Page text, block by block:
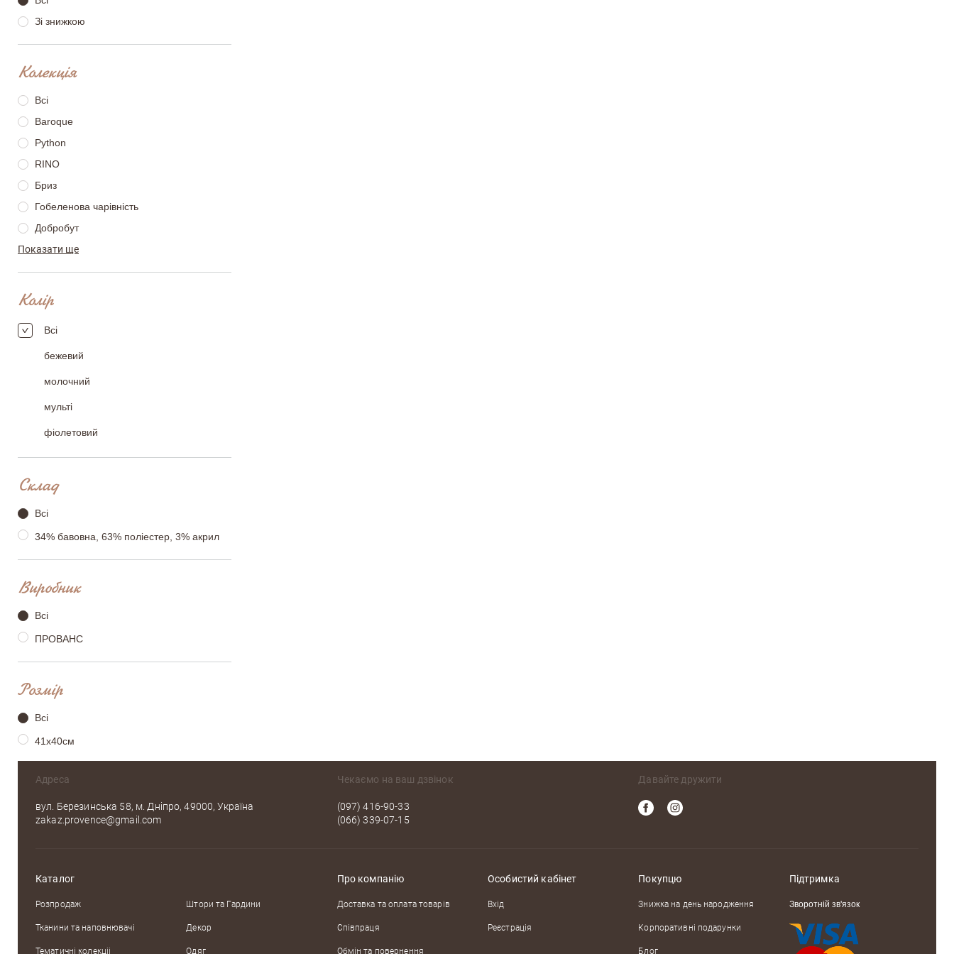
Зі знижкою
Колекція
Всі
Baroque
Python
RINO
Бриз
Гобеленова чарівність
Добробут
Зірки
Лаванда
Настрій
Суцвіття
Показати ще
Колір
Всі
бежевий
молочний
мульті
фіолетовий
Склад
Всі
34% бавовна, 63% поліестер, 3% акрил
Виробник
Всі
ПРОВАНС
Розмір
Всі
41х40см
Адреса
вул. Березинська 58, м. Дніпро, 49000, Україна
zakaz.provence@gmail.com
Чекаємо на ваш дзвінок
(097) 416-90-33
(066) 339-07-15
Давайте дружити
Каталог
Розпродаж
Тканини та наповнювачі
Тематичні колекцii
Штори та Гардини
Декор
Одяг
Про компанію
Доставка та оплата товарів
Співпраця
Обмін та повернення
Особистий кабінет
Вхід
Реєстрація
Покупцю
Знижка на день народження
Корпоративні подарунки
Блог
Підтримка
Зворотній зв'язок